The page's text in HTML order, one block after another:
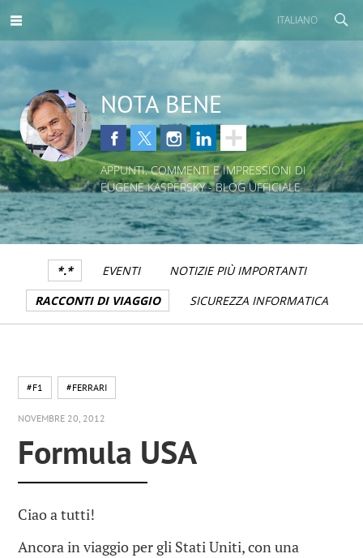
ITALIANO
NOTA BENE
APPUNTI, COMMENTI E IMPRESSIONI DI
EUGENE KASPERSKY - BLOG UFFICIALE
*.* EVENTI
NOTIZIE PIÙ IMPORTANTI
RACCONTI DI VIAGGIO
SICUREZZA INFORMATICA
#F1 #FERRARI
NOVEMBRE 20, 2012
Formula USA
Ciao a tutti!
Ancora in viaggio per gli Stati Uniti, con una